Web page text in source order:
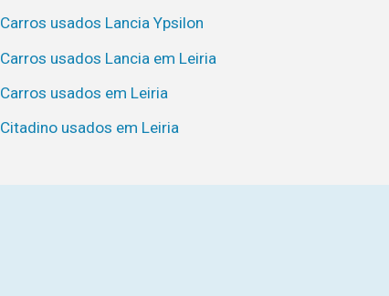
Carros usados Lancia Ypsilon
Carros usados Lancia em Leiria
Carros usados em Leiria
Citadino usados em Leiria